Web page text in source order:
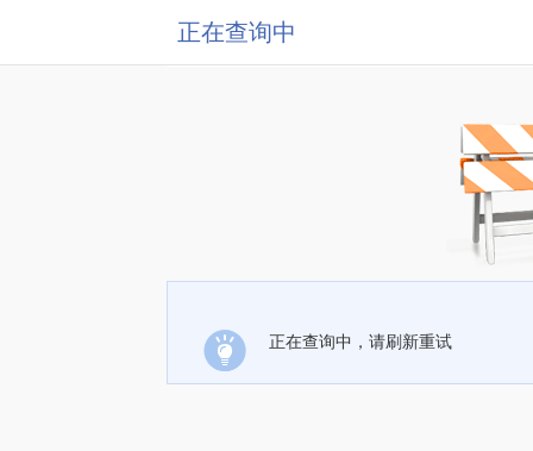
正在查询中
正在查询中，请刷新重试